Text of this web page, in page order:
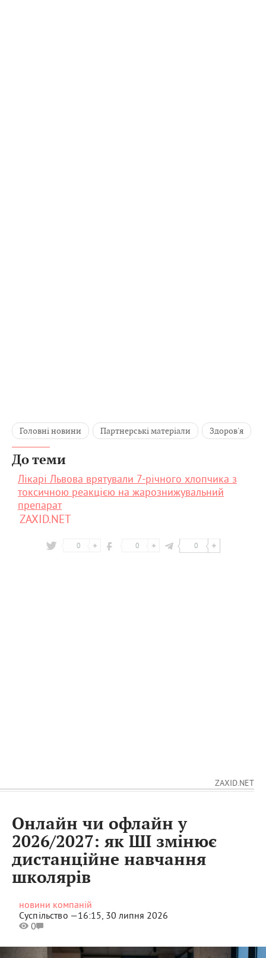
Головні новини Партнерські матеріали Здоров'я
До теми
Лікарі Львова врятували 7-річного хлопчика з
токсичною реакцією на жарознижувальний
препарат
ZAXID.NET
0 0 0
ZAXID.NET
Онлайн чи офлайн у
2026/2027: як ШІ змінює
дистанційне навчання
школярів
новини компаній
Суспільство —16:15, 30 липня 2026
0